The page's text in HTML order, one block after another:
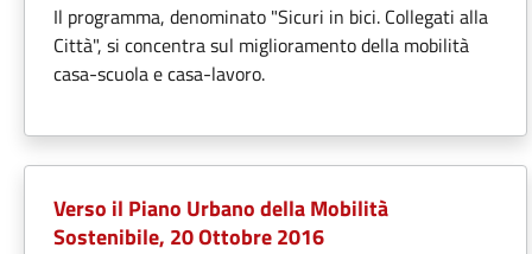
Il programma, denominato "Sicuri in bici. Collegati alla
Città", si concentra sul miglioramento della mobilità
casa-scuola e casa-lavoro.
Verso il Piano Urbano della Mobilità
Sostenibile, 20 Ottobre 2016